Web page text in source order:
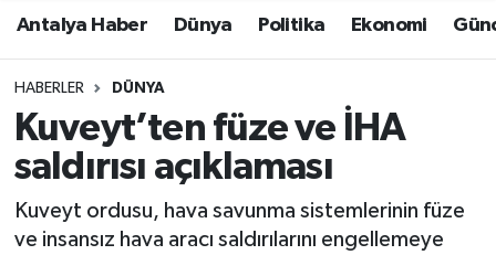
Antalya Haber Dünya Politika Ekonomi
HABERLER DÜNYA
Kuveyt’ten füze ve İHA
saldırısı açıklaması
Kuveyt ordusu, hava savunma sistemlerinin füze
ve insansız hava aracı saldırılarını engellemeye
Genel
Güncel
Süper Lig Puan Durumu ve Fikstür
Tüm Manşetler
Son Dakika Haberleri